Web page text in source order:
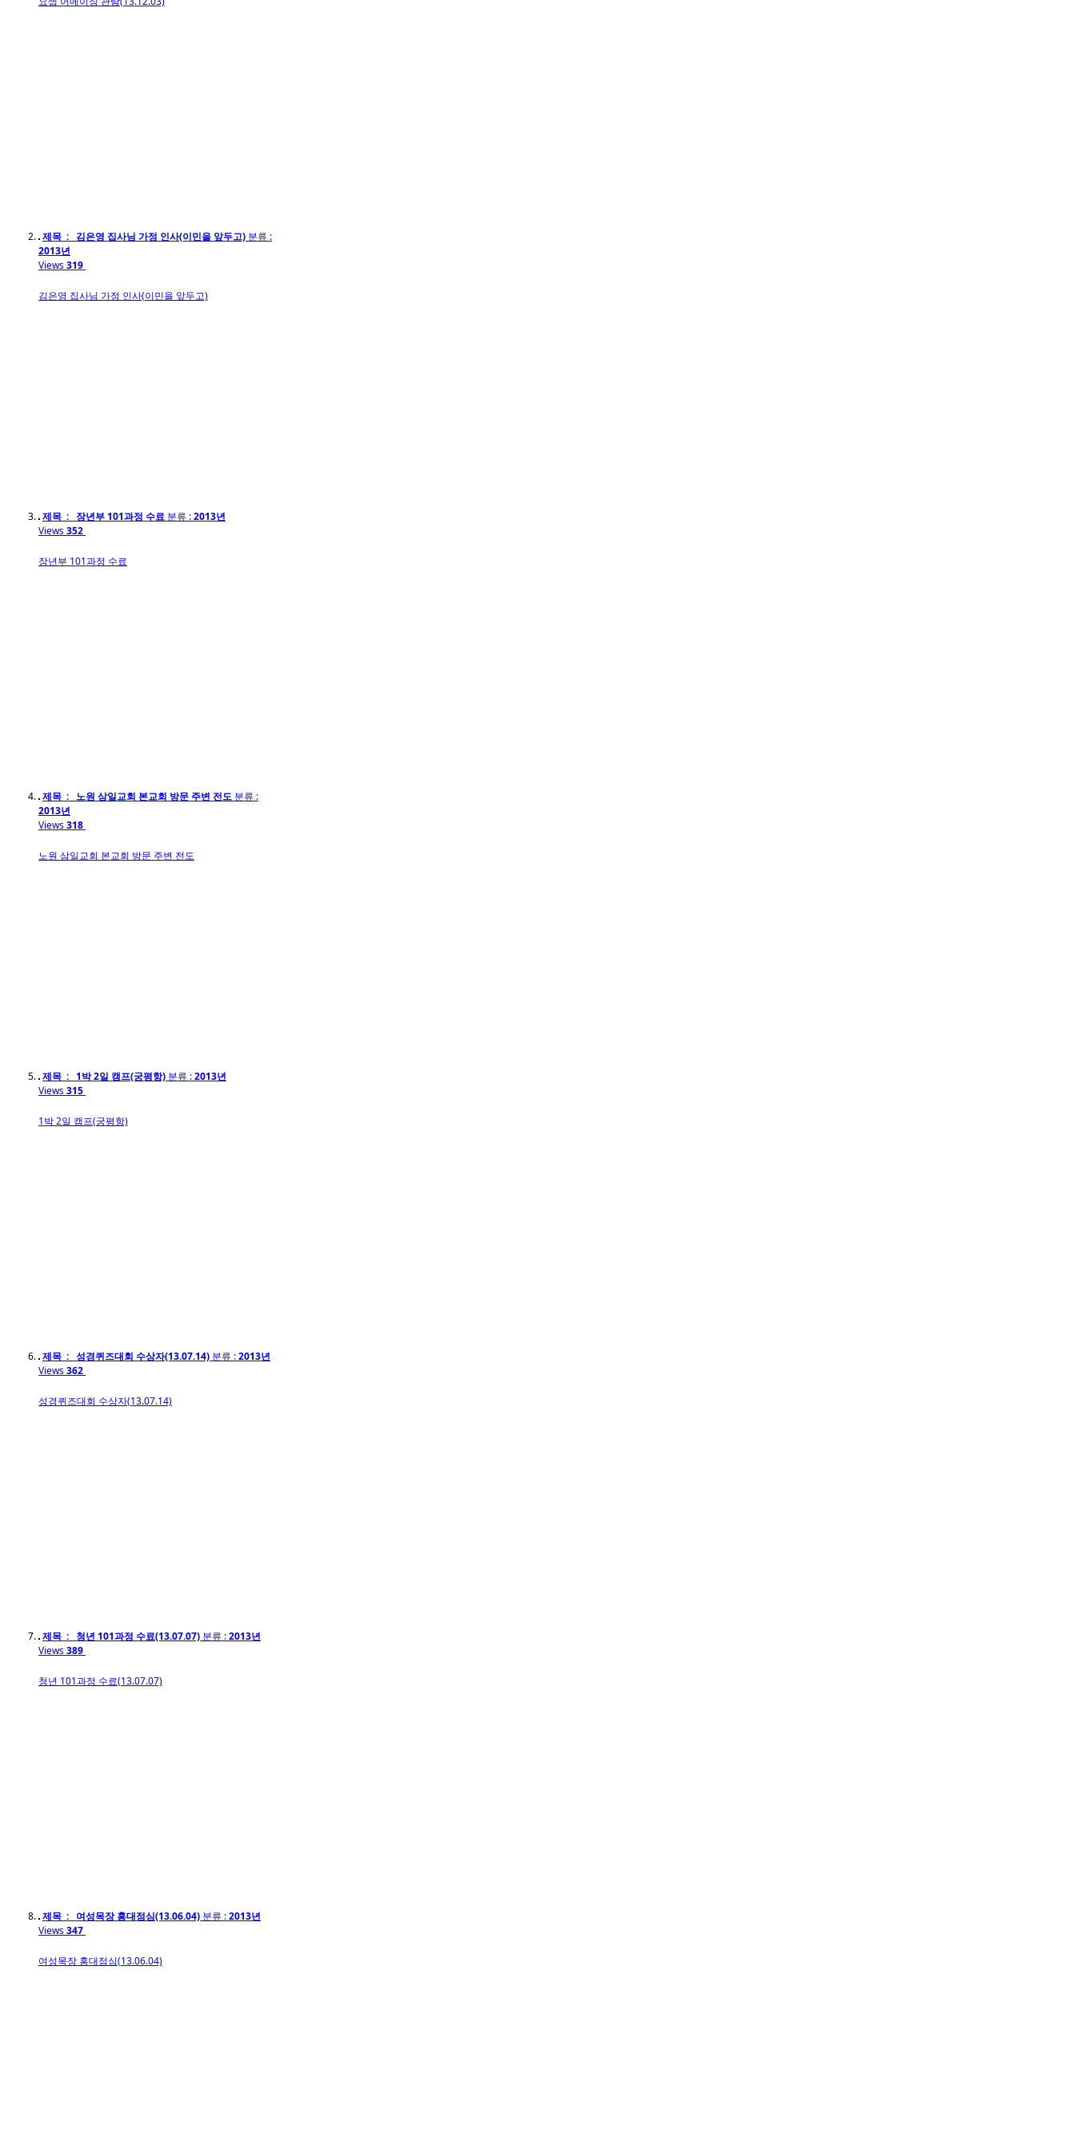
제목 : 김은영 집사님 가정 인사(이민을 앞두고) 분류 :
2013년
Views319
김은영 집사님 가정 인사(이민을 앞두고)
제목 : 장년부 101과정 수료 분류 :2013년
Views352
장년부 101과정 수료
제목 : 노원 삼일교회 본교회 방문 주변 전도 분류 :
2013년
Views318
노원 삼일교회 본교회 방문 주변 전도
제목 : 1박 2일 캠프(궁평항) 분류 :2013년
Views315
1박 2일 캠프(궁평항)
제목 : 성경퀴즈대회 수상자(13.07.14) 분류 :2013년
Views362
성경퀴즈대회 수상자(13.07.14)
제목 : 청년 101과정 수료(13.07.07) 분류 :2013년
Views389
청년 101과정 수료(13.07.07)
제목 : 여성목장 홍대점심(13.06.04) 분류 :2013년
Views347
여성목장 홍대점심(13.06.04)